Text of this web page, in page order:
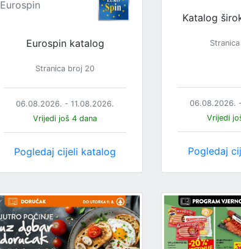
Eurospin
Eurospin katalog
Stranica broj 20
06.08.2026. - 11.08.2026.
Vrijedi još 4 dana
Pogledaj cijeli katalog
Katalog
06.08.2026.
Vrijedi
Pogledaj